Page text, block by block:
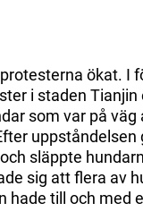
ökat. I
i staden Tianjin
som var på
uppståndelsen
släppte
sig att flera av
hade till och med